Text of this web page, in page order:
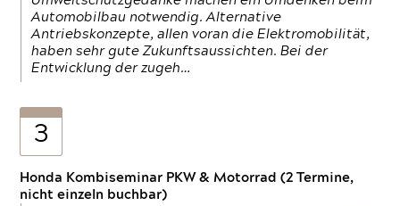
Automobilbau notwendig. Alternative
Antriebskonzepte, allen voran die Elektromobilität,
haben sehr gute Zukunftsaussichten. Bei der
Entwicklung der zugeh…
3
Honda Kombiseminar PKW & Motorrad (2 Termine,
nicht einzeln buchbar)